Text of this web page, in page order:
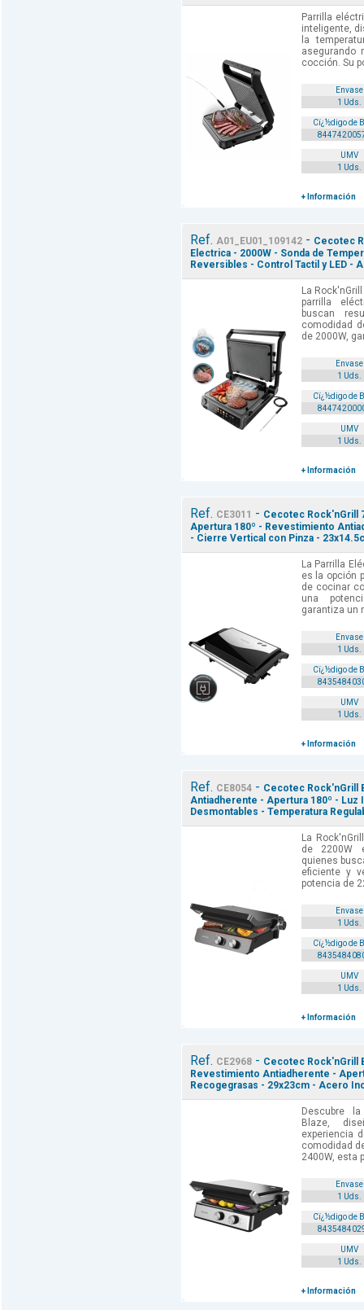
Parrilla
inteligente,
la
asegurando
cocción. Su
Envase
1 Uds.
Cï¿½digo de
UMV
1 Uds.
+ Información
Ref. A01_EU01_109142- Cecotec
Electrica - 2000W - Sonda de
Reversibles - Control Tactil y LED -
La
parrilla
buscan
comodidad
de 2000W,
Envase
1 Uds.
Cï¿½digo de
UMV
1 Uds.
+ Información
Ref. CE3011 - Cecotec Rock'nGrill
Apertura 180º - Revestimiento
- Cierre Vertical con Pinza -
La Parrilla
es la opción
de cocinar
una
garantiza un
Envase
1 Uds.
Cï¿½digo de
UMV
1 Uds.
+ Información
Ref. CE8054- Cecotec Rock'nGrill
Antiadherente - Apertura 180º - Luz
Desmontables - Temperatura
La
de 2200W
quienes
eficiente y
potencia de
Envase
1 Uds.
Cï¿½digo de
UMV
1 Uds.
+ Información
Ref. CE2968- Cecotec Rock'nGrill
Revestimiento Antiadherente -
Recogegrasas - 29x23cm - Acero
Descubre
Blaze,
experiencia
comodidad
2400W, esta
Envase
1 Uds.
Cï¿½digo de
UMV
1 Uds.
+ Información